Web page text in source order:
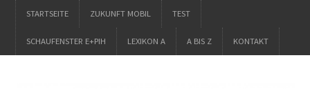
STARTSEITE ZUKUNFT MOBIL TEST
SCHAUFENSTER E+PIH LEXIKON A A BIS Z KONTAKT